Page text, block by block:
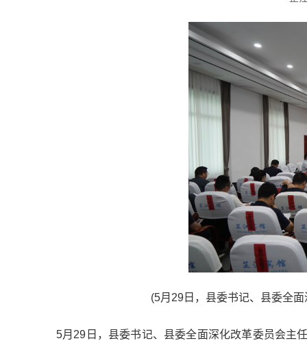
(5月29日，县委书记、县委全
5月29日，县委书记、县委全面深化改革委员会主